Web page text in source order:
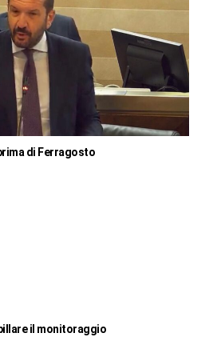
di Ferragosto
il monitoraggio